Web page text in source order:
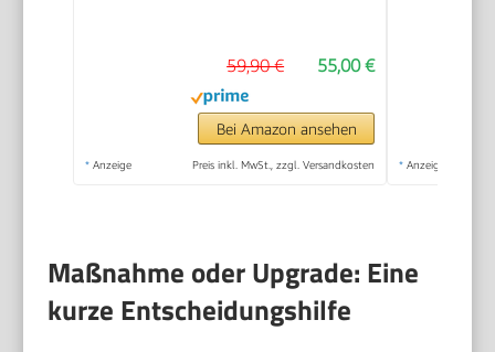
WLAN, Automatischer
Vorlageneinzug,
Tinte: 308/308e
55,00 €
59,90 €
Bei Amazon ansehen
* Anzeige Preis inkl. MwSt., zzgl. Versandkosten * Anzeige
Maßnahme oder Upgrade: Eine
kurze Entscheidungshilfe